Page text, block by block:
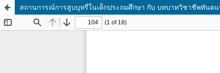
สถานการณ์การสูบบุหรี่ในเด็กประถมศึกษา กับ บทบาทวิชาชีพทันต